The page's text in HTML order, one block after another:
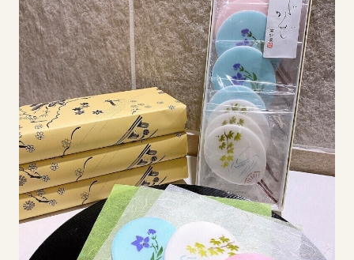
アクセス・パーキング
館内サービス
施設からのお知らせ
スタッフ募集
百番街くらぶ